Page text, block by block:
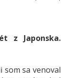
z Japonska.
som sa venoval